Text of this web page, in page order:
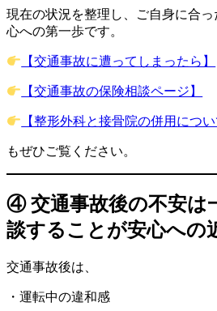
現在の状況を整理し、ご自身に合
心への第一歩です。
【交通事故に遭ってしまったら】
【交通事故の保険相談ページ】
【整形外科と接骨院の併用につい
もぜひご覧ください。
④ 交通事故後の不安は
談することが安心への
交通事故後は、
・運転中の違和感